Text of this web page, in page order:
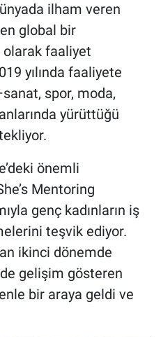
ilham veren
global bir
faaliyet
yılında faaliyete
spor, moda,
yürüttüğü
önemli
Mentoring
genç kadınların iş
teşvik ediyor.
ikinci dönemde
gelişim gösteren
bir araya geldi ve